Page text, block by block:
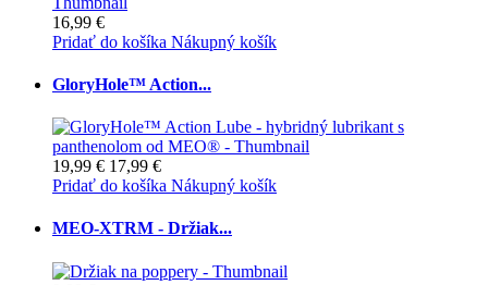
16,99 €
Pridať do košíka Nákupný košík
GloryHole™ Action...
19,99 € 17,99 €
Pridať do košíka Nákupný košík
MEO-XTRM - Držiak...